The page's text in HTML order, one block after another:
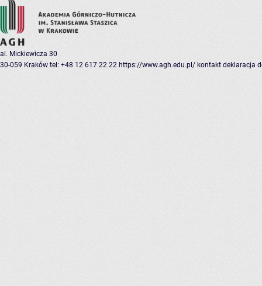
al. Mickiewicza 30
30-059 Kraków tel: +48 12 617 22 22 https://www.agh.edu.pl/ kontakt deklaracja